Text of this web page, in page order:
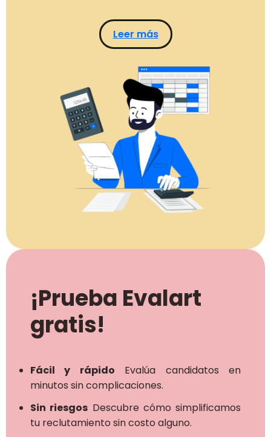
Leer más
¡Prueba Evalart
gratis!
Fácil y rápido Evalúa candidatos en
minutos sin complicaciones.
Sin riesgos Descubre cómo simplificamos
tu reclutamiento sin costo alguno.